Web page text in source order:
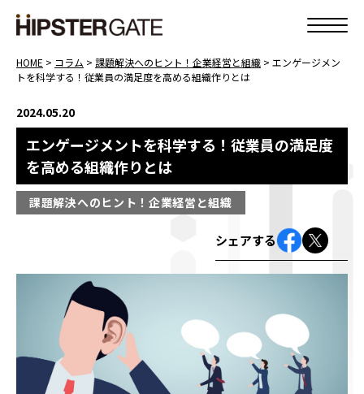
HOME > コラム > 課題解決へのヒント！企業経営と組織 > エンゲージメン
トを科学する！従業員の満足度を高める組織作りとは
2024.05.20
エンゲージメントを科学する！従業員の満足度
を高める組織作りとは
課題解決へのヒント！企業経営と組織
シェアする